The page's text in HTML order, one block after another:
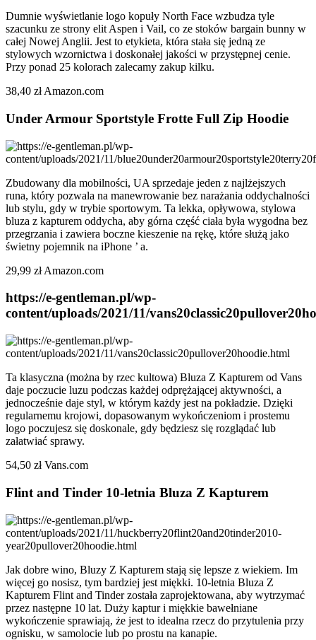
Dumnie wyświetlanie logo kopuły North Face wzbudza tyle
szacunku ze strony elit Aspen i Vail, co ze stoków bargain bunny w
całej Nowej Anglii. Jest to etykieta, która stała się jedną ze
stylowych wzornictwa i doskonałej jakości w przystępnej cenie.
Przy ponad 25 kolorach zalecamy zakup kilku.
38,40 zł Amazon.com
Under Armour Sportstyle Frotte Full Zip Hoodie
Zbudowany dla mobilności, UA sprzedaje jeden z najlżejszych
runa, który pozwala na manewrowanie bez narażania oddychalności
lub stylu, gdy w trybie sportowym. Ta lekka, opływowa, stylowa
bluza z kapturem oddycha, aby górna część ciała była wygodna bez
przegrzania i zawiera boczne kieszenie na rękę, które służą jako
świetny pojemnik na iPhone ’ a.
29,99 zł Amazon.com
https://e-gentleman.pl/wp-
content/uploads/2021/11/
Ta klasyczna (można by rzec kultowa) Bluza Z Kapturem od Vans
daje poczucie luzu podczas każdej odprężającej aktywności, a
jednocześnie daje styl, w którym każdy jest na pokładzie. Dzięki
regularnemu krojowi, dopasowanym wykończeniom i prostemu
logo poczujesz się doskonale, gdy będziesz się rozglądać lub
załatwiać sprawy.
54,50 zł Vans.com
Flint and Tinder 10-letnia Bluza Z Kapturem
Jak dobre wino, Bluzy Z Kapturem stają się lepsze z wiekiem. Im
więcej go nosisz, tym bardziej jest miękki. 10-letnia Bluza Z
Kapturem Flint and Tinder została zaprojektowana, aby wytrzymać
przez następne 10 lat. Duży kaptur i miękkie bawełniane
wykończenie sprawiają, że jest to idealna rzecz do przytulenia przy
ognisku, w samolocie lub po prostu na kanapie.